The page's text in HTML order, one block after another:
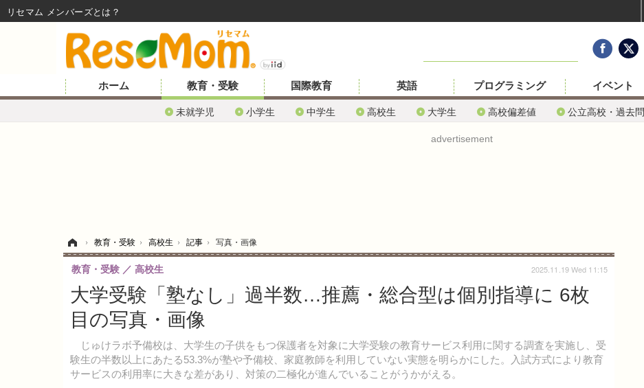
ホーム 教育・受験
未就学児 小学生 中学生 高校生 大学生 高校偏差値 公立高校・過去問
国際教育 英語 プログラミング イベント
advertisement
› 教育・受験 › 高校生 › 記事 › 写真・画像
大学受験「塾なし」過半数…推薦・総合型は個別指導に 6枚
目の写真・画像
じゅけラボ予備校は、大学生の子供をもつ保護者を対象に大学受験の教育サービス利用に関する調査を実施し、受
験生の半数以上にあたる53.3%が塾や予備校、家庭教師を利用していない実態を明らかにした。入試方式により教育
サービスの利用率に大きな差があり、対策の二極化が進んでいることがうかがえる。
教育・受験 高校生 2025.11.19 Wed 11:15
リセマム メンバーズ